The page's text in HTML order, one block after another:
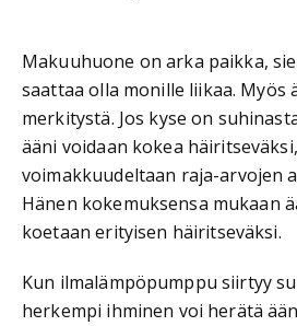
Makuuhuone on arka paikka,
saattaa olla monille liikaa. Myös
merkitystä. Jos kyse on
ääni voidaan kokea
voimakkuudeltaan raja-arvojen
Hänen kokemuksensa mukaan
koetaan erityisen häiritseväksi.
Kun ilmalämpöpumppu siirtyy
herkempi ihminen voi herätä